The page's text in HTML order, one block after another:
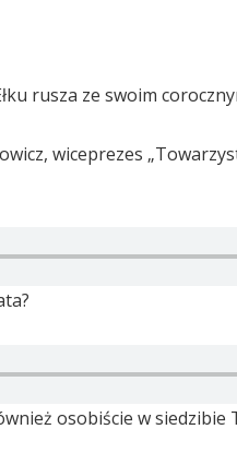
rusza ze swoim
wiceprezes
osobiście w